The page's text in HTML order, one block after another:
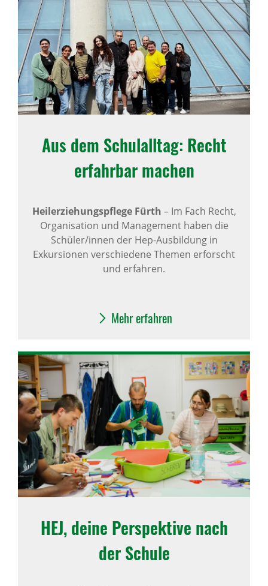
Aus dem Schulalltag: Recht
erfahrbar machen
Heilerziehungspflege Fürth – Im Fach Recht,
Organisation und Management haben die
Schüler/innen der Hep-Ausbildung in
Exkursionen verschiedene Themen erforscht
und erfahren.
Mehr erfahren
HEJ, deine Perspektive nach
der Schule